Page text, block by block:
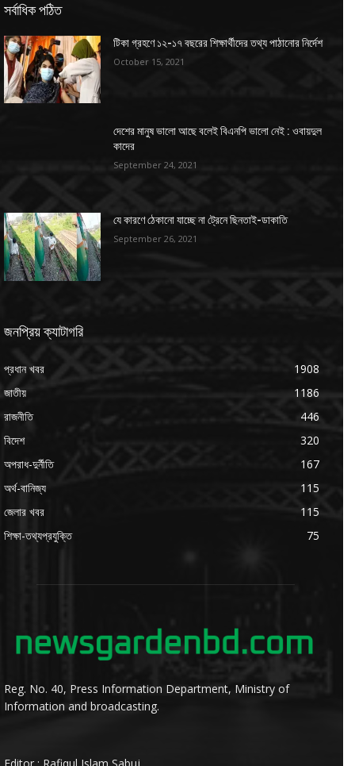
সর্বাধিক পঠিত
টিকা গ্রহণে ১২-১৭ বছরের শিক্ষার্থীদের তথ্য পাঠানোর নির্দেশ
October 15, 2021
দেশের মানুষ ভালো আছে বলেই বিএনপি ভালো নেই : ওবায়দুল
কাদের
September 24, 2021
যে কারণে ঠেকানো যাচ্ছে না ট্রেনে ছিনতাই-ডাকাতি
September 26, 2021
জনপ্রিয় ক্যাটাগরি
প্রধান খবর
1908
জাতীয়
1186
রাজনীতি
446
বিদেশ
320
অপরাধ-দুর্নীতি
167
অর্থ-বানিজ্য
115
জেলার খবর
115
শিক্ষা-তথ্যপ্রযুক্তি
75
Reg. No. 40, Press Information Department, Ministry of
Information and broadcasting.